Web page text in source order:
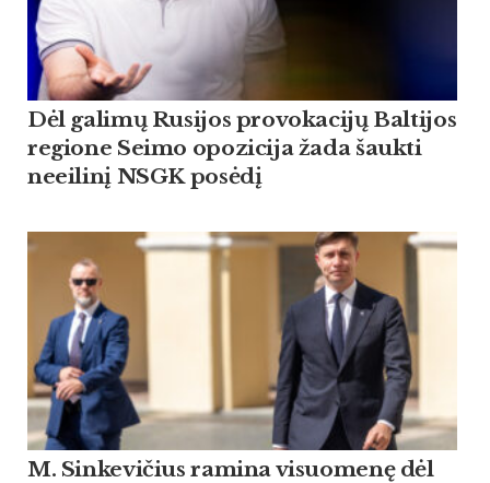
Dėl galimų Rusijos provokacijų Baltijos
regione Seimo opozicija žada šaukti
neeilinį NSGK posėdį
M. Sinkevičius ramina visuomenę dėl